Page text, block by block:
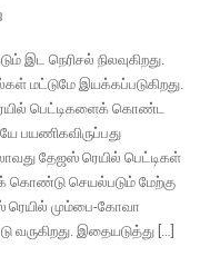
நெரிசல் நிலவுகிறது.
மட்டுமே இயக்கப்படுகிறது.
ரயில் பெட்டிகளைக் கொண்ட
பயணிகவிருப்பது
தேஜஸ் ரெயில் பெட்டிகள்
கொண்டு செயல்படும் மேற்கு
ரெயில் மும்பை-கோவா
இதையடுத்து […]